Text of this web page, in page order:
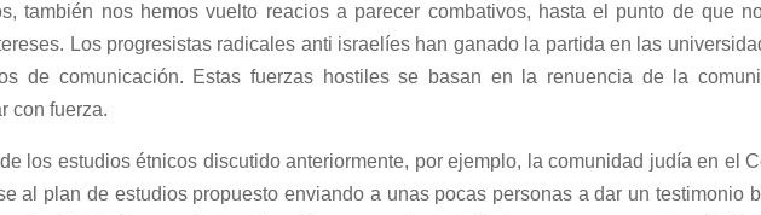
también nos hemos vuelto reacios a parecer combativos, hasta el punto de que
Los progresistas radicales anti israelíes han ganado la partida en las
de comunicación. Estas fuerzas hostiles se basan en la renuencia de la
con fuerza.
los estudios étnicos discutido anteriormente, por ejemplo, la comunidad judía en el
al plan de estudios propuesto enviando a unas pocas personas a dar un testimonio